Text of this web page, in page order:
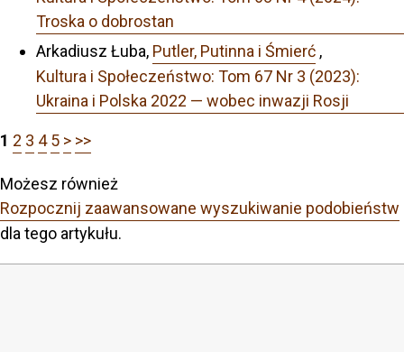
Troska o dobrostan
Arkadiusz Łuba, Putler, Putinna i Śmierć ,
Kultura i Społeczeństwo: Tom 67 Nr 3 (2023):
Ukraina i Polska 2022 — wobec inwazji Rosji
1 2 3 4 5 > >>
Możesz również
Rozpocznij zaawansowane wyszukiwanie podobieństw
dla tego artykułu.